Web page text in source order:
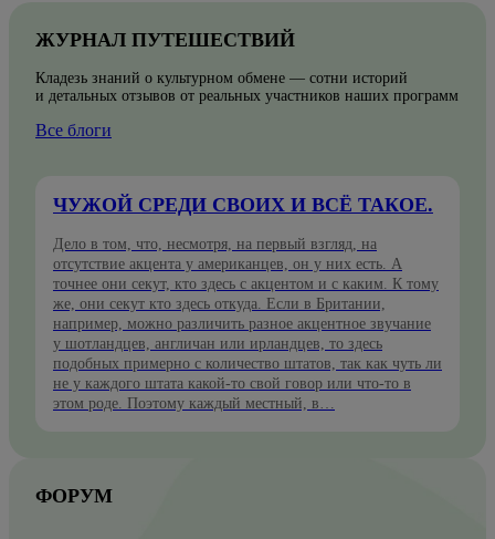
ЖУРНАЛ ПУТЕШЕСТВИЙ
Кладезь знаний о культурном обмене — сотни историй
и детальных отзывов от реальных участников наших программ
Все блоги
ЧУЖОЙ СРЕДИ СВОИХ И ВСЁ ТАКОЕ.
Дело в том, что, несмотря, на первый взгляд, на
отсутствие акцента у американцев, он у них есть. А
точнее они секут, кто здесь с акцентом и с каким. К тому
же, они секут кто здесь откуда. Если в Британии,
например, можно различить разное акцентное звучание
у шотландцев, англичан или ирландцев, то здесь
подобных примерно с количество штатов, так как чуть ли
не у каждого штата какой-то свой говор или что-то в
этом роде. Поэтому каждый местный, в…
ФОРУМ